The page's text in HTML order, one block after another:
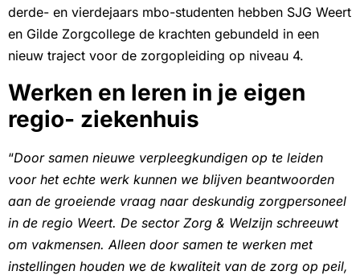
derde- en vierdejaars mbo-studenten hebben SJG Weert
en Gilde Zorgcollege de krachten gebundeld in een
nieuw traject voor de zorgopleiding op niveau 4.
Werken en leren in je eigen
regio- ziekenhuis
“Door samen nieuwe verpleegkundigen op te leiden
voor het echte werk kunnen we blijven beantwoorden
aan de groeiende vraag naar deskundig zorgpersoneel
in de regio Weert. De sector Zorg & Welzijn schreeuwt
om vakmensen. Alleen door samen te werken met
instellingen houden we de kwaliteit van de zorg op peil,